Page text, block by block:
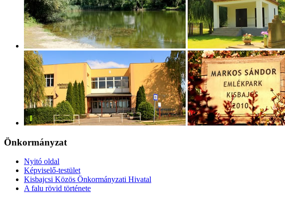
Önkormányzat
Nyitó oldal
Képviselő-testület
Kisbajcsi Közös Önkormányzati Hivatal
A falu rövid története